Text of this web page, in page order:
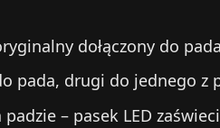
dołączony do
pada, drugi do jednego z
padzie – pasek LED